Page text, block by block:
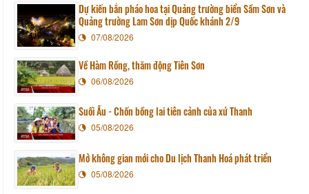
Dự kiến bắn pháo hoa tại Quảng trường biển Sầm Sơn và
Quảng trường Lam Sơn dịp Quốc khánh 2/9
07/08/2026
Về Hàm Rồng, thăm động Tiên Sơn
06/08/2026
Suối Ấu - Chốn bồng lai tiên cảnh của xứ Thanh
05/08/2026
Mở không gian mới cho Du lịch Thanh Hoá phát triển
05/08/2026